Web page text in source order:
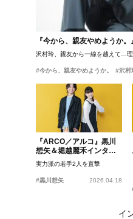
『今から、親友やめようか
沢村玲、親友から一線を越えて…
#今から、親友やめようか。 #沢村
『ARCO／アルコ』黒川
想矢＆堀越麗禾インタビ
ュー
実力派の若手2人を直撃
#黒川想矢 2026.04.18
イ